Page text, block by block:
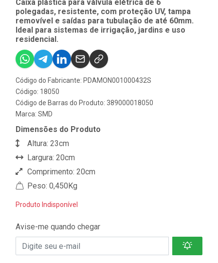
Caixa plástica para válvula elétrica de 6
polegadas, resistente, com proteção UV, tampa
removível e saídas para tubulação de até 60mm.
Ideal para sistemas de irrigação, jardins e uso
residencial.
Código do Fabricante: PDAMON001000432S
Código: 18050
Código de Barras do Produto: 389000018050
Marca: SMD
Dimensões do Produto
Altura: 23cm
Largura: 20cm
Comprimento: 20cm
Peso: 0,450Kg
Produto Indisponível
Avise-me quando chegar